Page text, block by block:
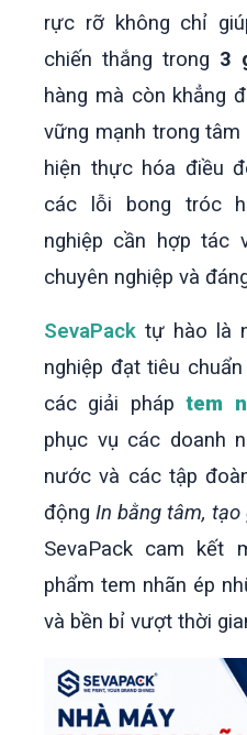
rực rỡ không chỉ
chiến thắng trong 3
hàng mà còn khẳng
vững mạnh trong
hiện thực hóa điều
các lỗi bong tróc
nghiệp cần hợp tác
chuyên nghiệp và
SevaPack tự hào là
nghiệp đạt tiêu
các giải pháptem
phục vụ các doanh
nước và các tập
động In bằng tâm, tạo
SevaPack cam kết
phẩm tem nhãn ép
và bền bỉ vượt thời